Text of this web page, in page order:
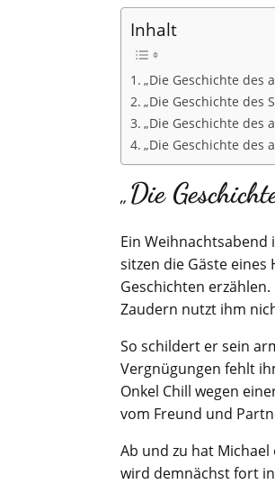
Inhalt
„Die Geschichte des
„Die Geschichte des
„Die Geschichte des
„Die Geschichte des
„Die
Ein
sitzen die Gäste
Geschichten
Zaudern nutzt ihm
So schildert er sein
Vergnügungen fehlt
Onkel Chill wegen
vom Freund und
Ab und zu hat
wird demnächst fort